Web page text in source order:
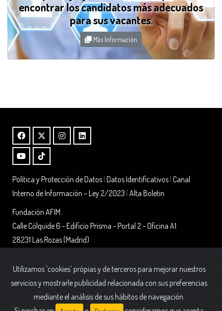
encontrar los candidatos más adecuados
para sus vacantes.
Más Información
Utilizamos 'cookies' própias y de terceros para mejorar nuestros
servicios y mostrarle publicidad relacionada con sus preferencias
mediante el análisis de sus hábitos de navegación.
Política y Protección de Datos | Datos Identificativos | Canal
Interno de Información – Ley 2/2023 | Alta Boletin
Fundación AFIM.
Calle Cólquide 6 - Edificio Prisma - Portal 2 - Oficina A1
28231 Las Rozas (Madrid)